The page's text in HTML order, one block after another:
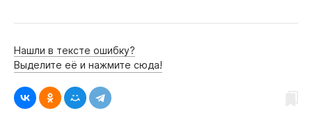
Нашли в тексте ошибку?
Выделите её и нажмите сюда!